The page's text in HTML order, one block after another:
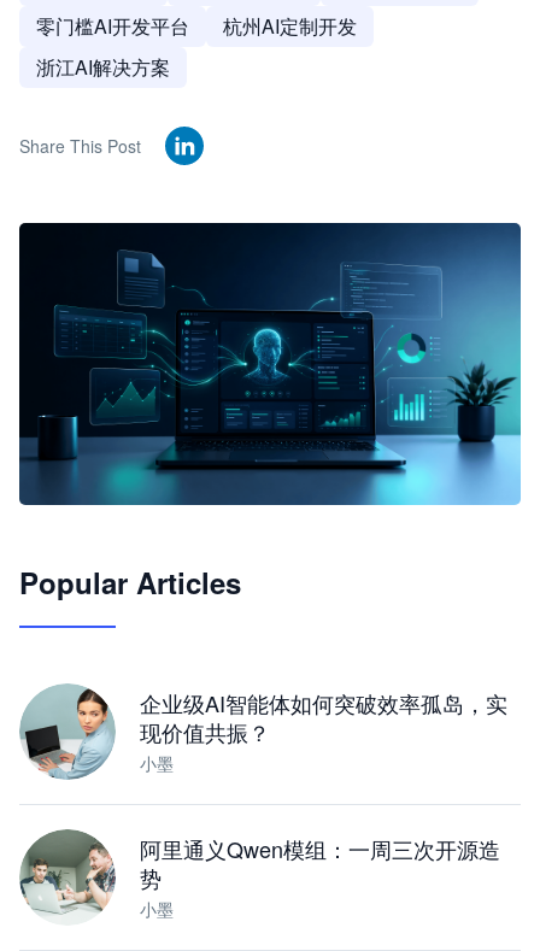
零门槛AI开发平台
杭州AI定制开发
浙江AI解决方案
Share This Post
JimoClaw 桌面 AI Agent 工作台
Popular Articles
企业级AI智能体如何突破效率孤岛，实
现价值共振？
小墨
阿里通义Qwen模组：一周三次开源造
势
小墨